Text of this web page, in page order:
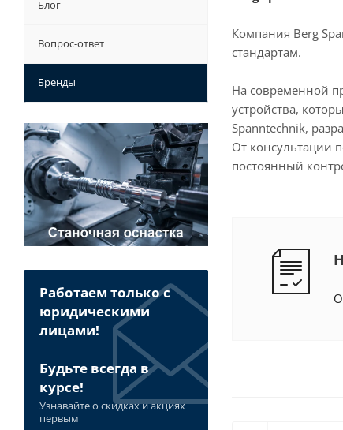
Компания Berg
стандартам.
На современной
устройства,
Spanntechnik,
От консультации
постоянный
Блог
Вопрос-ответ
Бренды
Работаем только с
юридическими
лицами!
Будьте всегда в
курсе!
Узнавайте о скидках и акциях
первым